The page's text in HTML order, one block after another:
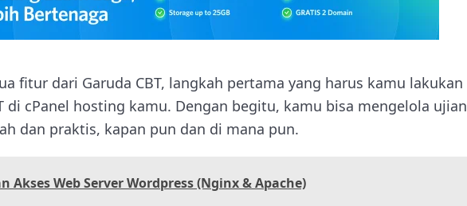
fitur dari Garuda CBT, langkah pertama yang harus kamu lakukan
di cPanel hosting kamu. Dengan begitu, kamu bisa mengelola ujian
dan praktis, kapan pun dan di mana pun.
Akses Web Server Wordpress (Nginx & Apache)